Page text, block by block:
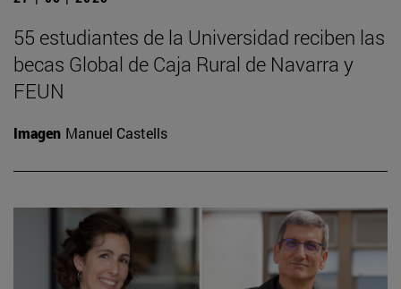
55 estudiantes de la Universidad reciben las
becas Global de Caja Rural de Navarra y
FEUN
Imagen Manuel Castells